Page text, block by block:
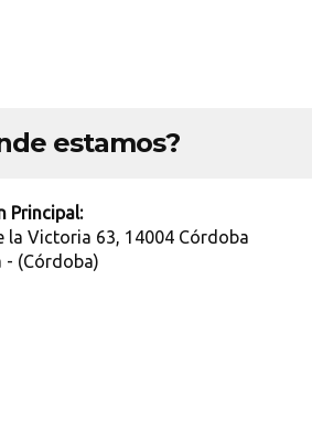
estamos?
Principal:
la Victoria 63, 14004 Córdoba
- (Córdoba)